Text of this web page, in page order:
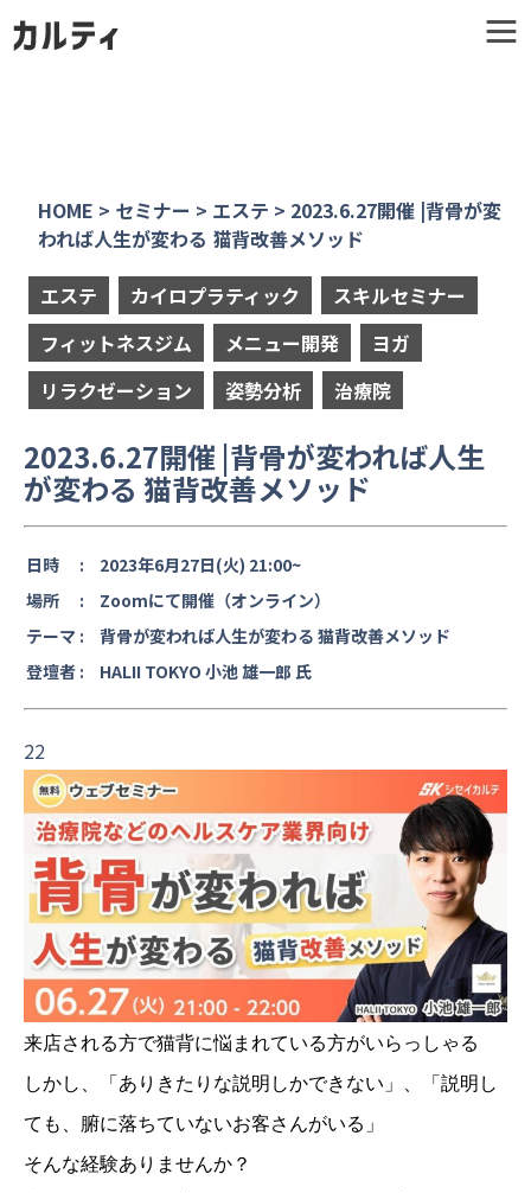
HOME > セミナー > エステ > 2023.6.27開催 |背骨が変
われば人生が変わる 猫背改善メソッド
エステ
カイロプラティック
スキルセミナー
フィットネスジム
メニュー開発
ヨガ
リラクゼーション
姿勢分析 治療院
2023.6.27開催 |背骨が変われば人生
が変わる 猫背改善メソッド
日時 :
2023年6月27日(火) 21:00~
場所 :
Zoomにて開催（オンライン）
テーマ :
背骨が変われば人生が変わる 猫背改善メソッド
登壇者 :
HALII TOKYO 小池 雄一郎 氏
22
来店される方で猫背に悩まれている方がいらっしゃる
しかし、「ありきたりな説明しかできない」、「説明し
ても、腑に落ちていないお客さんがいる」
そんな経験ありませんか？